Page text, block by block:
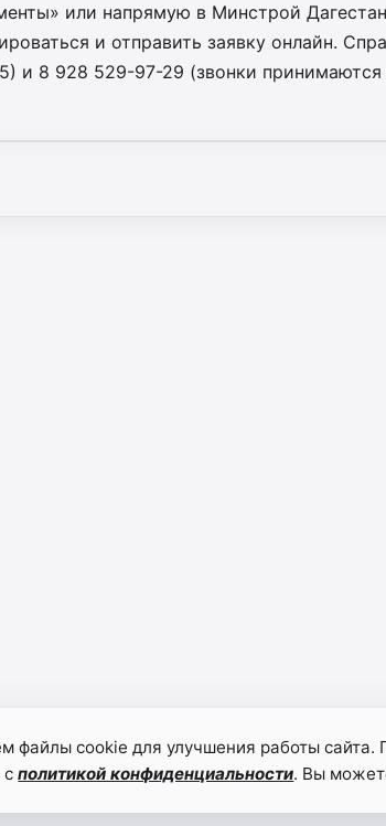
или напрямую в Минстрой
и отправить заявку онлайн.
и 8 928 529-97-29 (звонки принимаются
файлы cookie для улучшения работы сайта.
сполитикой конфиденциальности. Вы